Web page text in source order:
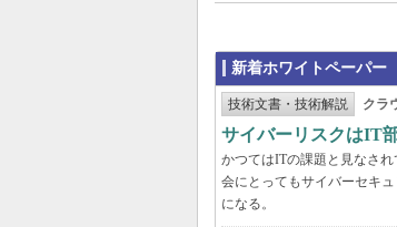
新着ホワイトペーパー
技術文書・技術解説 クラ
サイバーリスクはIT
かつてはITの課題と見なさ
会にとってもサイバーセキ
になる。